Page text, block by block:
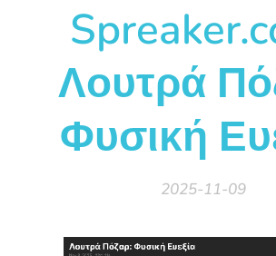
Λουτρά
Φυσική
2025-11-09